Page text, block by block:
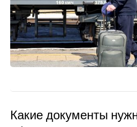
Какие документы